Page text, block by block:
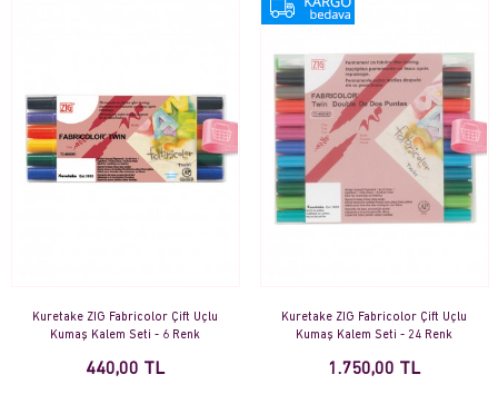
Kuretake ZIG Fabricolor Çift Uçlu
Kumaş Kalem Seti - 6 Renk
440,00 TL
Kuretake ZIG Fabricolor Çift Uçlu
Kumaş Kalem Seti - 24 Renk
1.750,00 TL